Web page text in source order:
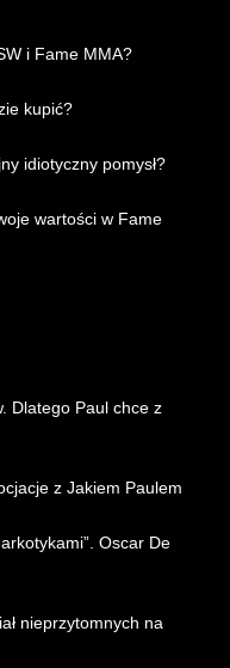
i Fame MMA?
kupić?
idiotyczny pomysł?
wartości w Fame
Dlatego Paul chce z
z Jakiem Paulem
Oscar De
nieprzytomnych na